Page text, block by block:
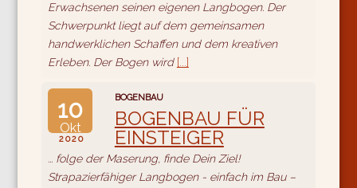
Erwachsenen seinen eigenen Langbogen. Der
Schwerpunkt liegt auf dem gemeinsamen
handwerklichen Schaffen und dem kreativen
Erleben. Der Bogen wird [...]
10
Okt
2020
BOGENBAU
BOGENBAU FÜR
EINSTEIGER
... folge der Maserung, finde Dein Ziel!
Strapazierfähiger Langbogen - einfach im Bau –